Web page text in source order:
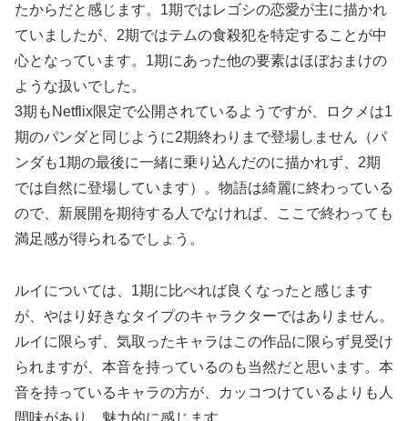
たからだと感じます。1期ではレゴシの恋愛が主に描かれ
ていましたが、2期ではテムの食殺犯を特定することが中
心となっています。1期にあった他の要素はほぼおまけの
ような扱いでした。
3期もNetflix限定で公開されているようですが、ロクメは1
期のパンダと同じように2期終わりまで登場しません（パ
ンダも1期の最後に一緒に乗り込んだのに描かれず、2期
では自然に登場しています）。物語は綺麗に終わっている
ので、新展開を期待する人でなければ、ここで終わっても
満足感が得られるでしょう。
ルイについては、1期に比べれば良くなったと感じます
が、やはり好きなタイプのキャラクターではありません。
ルイに限らず、気取ったキャラはこの作品に限らず見受け
られますが、本音を持っているのも当然だと思います。本
音を持っているキャラの方が、カッコつけているよりも人
間味があり、魅力的に感じます。